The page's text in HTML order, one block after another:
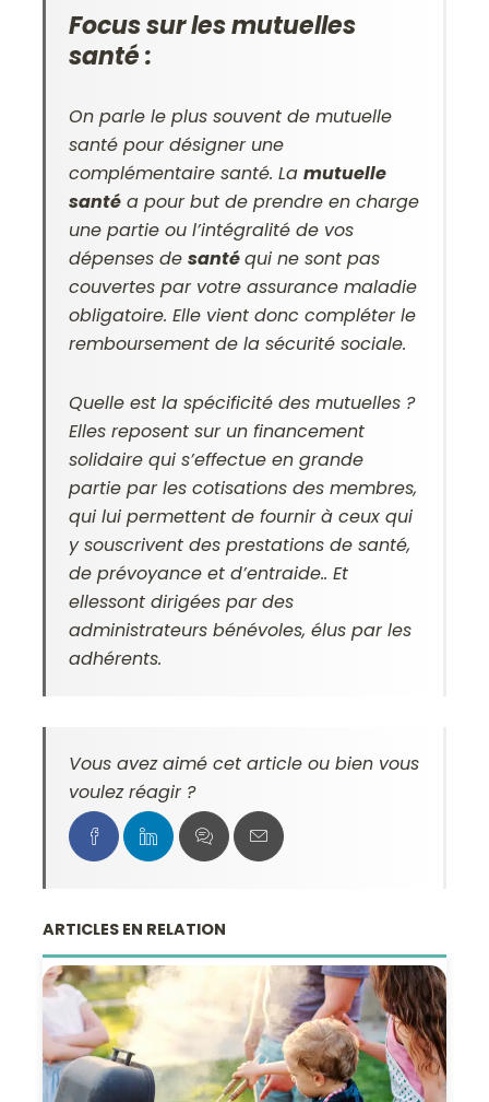
Focus sur les mutuelles
santé :
On parle le plus souvent de mutuelle
santé pour désigner une
complémentaire santé. Lamutuelle
santé a pour but de prendre en charge
une partie ou l’intégralité de vos
dépenses desantéqui ne sont pas
couvertes par votre assurance maladie
obligatoire. Elle vient donc compléter le
remboursement de la sécurité sociale.
Quelle est la spécificité des mutuelles ?
Elles reposent sur un financement
solidaire qui s’effectue en grande
partie par les cotisations des membres,
qui lui permettent de fournir à ceux qui
y souscrivent des prestations de santé,
de prévoyance et d’entraide.. Et
ellessont dirigées par des
administrateurs bénévoles, élus par les
adhérents.
Vous avez aimé cet article ou bien vous
voulez réagir ?
ARTICLES EN RELATION